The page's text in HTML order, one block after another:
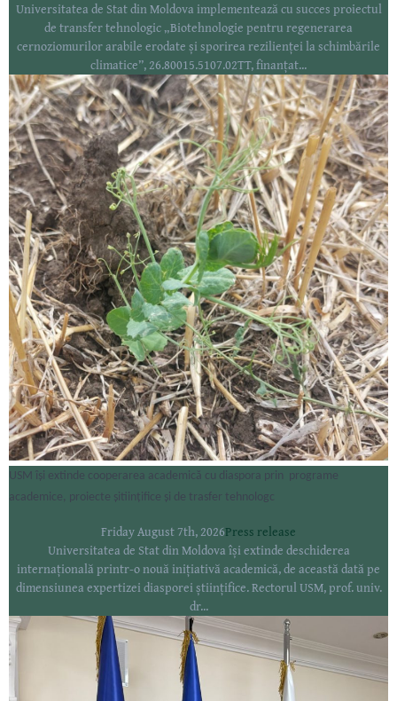
Universitatea de Stat din Moldova implementează cu succes proiectul
de transfer tehnologic „Biotehnologie pentru regenerarea
cernoziomurilor arabile erodate și sporirea rezilienței la schimbările
climatice”, 26.80015.5107.02TT, finanțat...
USM își extinde cooperarea academică cu diaspora prin programe
academice, proiecte șitiințifice și de trasfer tehnologc
Friday August 7th, 2026Press release
Universitatea de Stat din Moldova își extinde deschiderea
internațională printr-o nouă inițiativă academică, de această dată pe
dimensiunea expertizei diasporei științifice. Rectorul USM, prof. univ.
dr...